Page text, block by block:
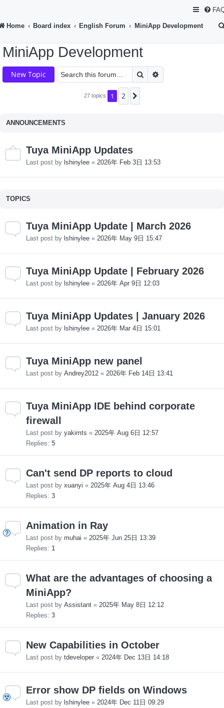
Home Board index English Forum MiniApp Development
MiniApp Development
New Topic Search
27 topics 1 2
ANNOUNCEMENTS
Tuya MiniApp Updates
Last post by lshinylee « 2026年 Feb 3日 13:53
TOPICS
Tuya MiniApp Update | March 2026
Last post by lshinylee « 2026年 May 9日 15:47
Tuya MiniApp Update | February 2026
Last post by lshinylee « 2026年 Apr 9日 12:03
Tuya MiniApp Updates | January 2026
Last post by lshinylee « 2026年 Mar 4日 15:01
Tuya MiniApp new panel
Last post by Andrey2012 « 2026年 Feb 14日 13:41
Tuya MiniApp IDE behind corporate
firewall
Last post by yakimts « 2025年 Aug 6日 12:57
Replies: 5
Can't send DP reports to cloud
Last post by xuanyi « 2025年 Aug 4日 13:46
Replies: 3
Animation in Ray
Last post by muhai « 2025年 Jun 25日 13:39
Replies: 1
What are the advantages of choosing a
MiniApp?
Last post by Assistant « 2025年 May 8日 12:12
Replies: 3
New Capabilities in October
Last post by tdeveloper « 2024年 Dec 13日 14:18
Error show DP fields on Windows
Last post by lshinylee « 2024年 Dec 11日 09:29